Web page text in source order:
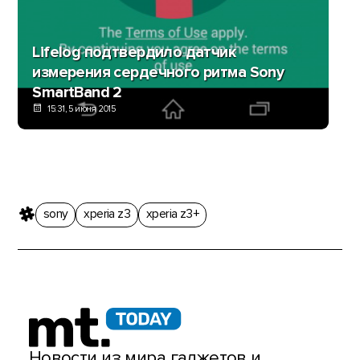
Lifelog подтвердило датчик
измерения сердечного ритма Sony
SmartBand 2
15:31, 5 июня 2015
sony xperia z3 xperia z3+